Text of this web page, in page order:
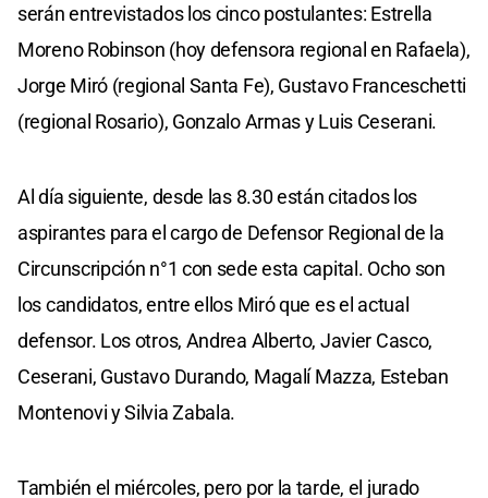
serán entrevistados los cinco postulantes: Estrella
Moreno Robinson (hoy defensora regional en Rafaela),
Jorge Miró (regional Santa Fe), Gustavo Franceschetti
(regional Rosario), Gonzalo Armas y Luis Ceserani.
Al día siguiente, desde las 8.30 están citados los
aspirantes para el cargo de Defensor Regional de la
Circunscripción n°1 con sede esta capital. Ocho son
los candidatos, entre ellos Miró que es el actual
defensor. Los otros, Andrea Alberto, Javier Casco,
Ceserani, Gustavo Durando, Magalí Mazza, Esteban
Montenovi y Silvia Zabala.
También el miércoles, pero por la tarde, el jurado